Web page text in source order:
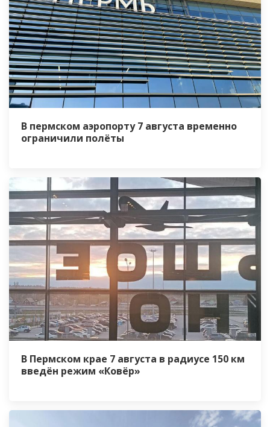
В пермском аэропорту 7 августа временно
ограничили полёты
В Пермском крае 7 августа в радиусе 150 км
введён режим «Ковёр»